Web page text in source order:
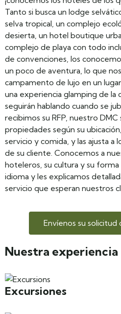
Tanto si busca un lodge
selva tropical, un complejo
desierta, un hotel boutique
complejo de playa con todo
de convenciones, los
un poco de aventura, lo que
campamento de lujo en un
una experiencia glamping de la
seguirán hablando cuando se
recibimos su RFP, nuestro
propiedades según su
servicio y comida, y las ajusta a
de su cliente. Conocemos a
hoteleros, su cultura y su forma
idioma y les explicamos
servicio que esperan nuestros
Envíenos su
Nuestra experiencia
Excursiones